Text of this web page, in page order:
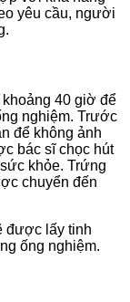
yêu cầu, người
40 giờ để
nghiệm. Trước
để không ảnh
bác sĩ chọc hút
khỏe. Trứng
chuyển đến
được lấy tinh
ống nghiệm.